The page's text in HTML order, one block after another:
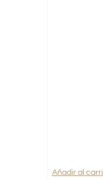
Añadir al